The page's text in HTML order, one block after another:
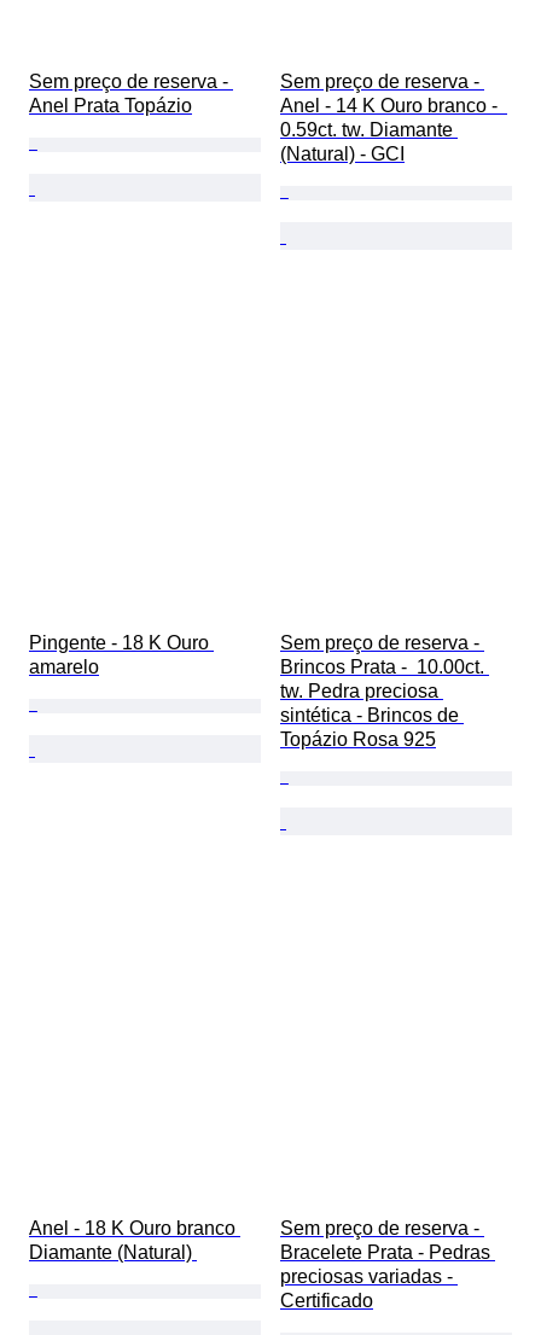
Sem preço de reserva -
Anel Prata Topázio
Sem preço de reserva -
Anel - 14 K Ouro branco -
0.59ct. tw. Diamante
(Natural) - GCI
Pingente - 18 K Ouro
amarelo
Sem preço de reserva -
Brincos Prata -  10.00ct.
tw. Pedra preciosa
sintética - Brincos de
Topázio Rosa 925
Anel - 18 K Ouro branco
Diamante (Natural)
Sem preço de reserva -
Bracelete Prata - Pedras
preciosas variadas -
Certificado